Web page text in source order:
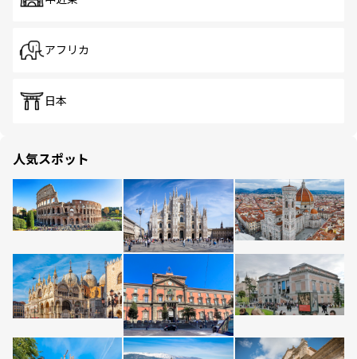
アフリカ
日本
人気スポット